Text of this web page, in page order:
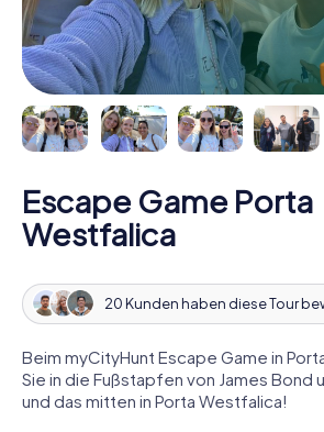
Escape Game Porta
Westfalica
20 Kunden haben diese Tour
Beim myCityHunt Escape Game in
Sie in die Fußstapfen von James Bond
und das mitten in Porta Westfalica!